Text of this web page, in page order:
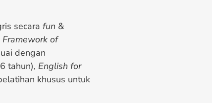
secara fun &
Framework of
dengan
tahun), English for
khusus untuk